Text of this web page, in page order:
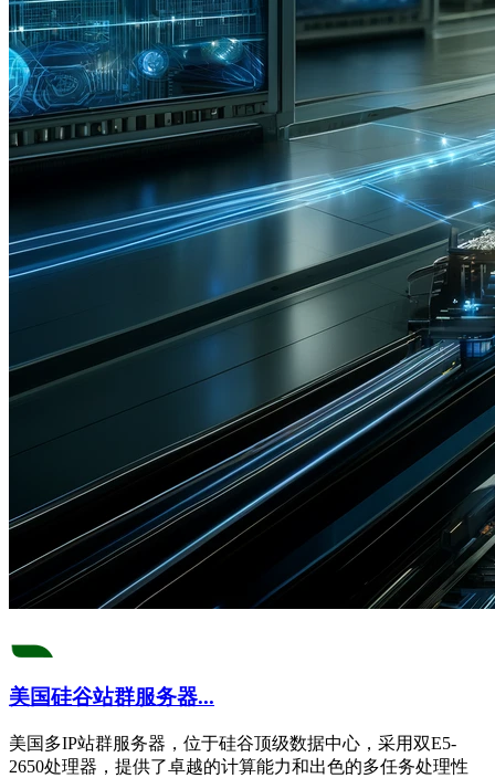
美国硅谷站群服务器...
美国多IP站群服务器，位于硅谷顶级数据中心，采用双E5-
2650处理器，提供了卓越的计算能力和出色的多任务处理性